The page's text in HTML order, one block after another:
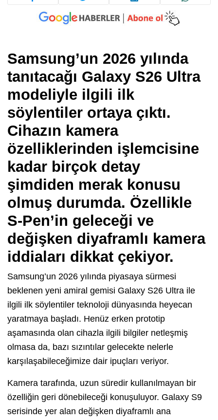
Samsung’un 2026 yılında
tanıtacağı Galaxy S26 Ultra
modeliyle ilgili ilk
söylentiler ortaya çıktı.
Cihazın kamera
özelliklerinden işlemcisine
kadar birçok detay
şimdiden merak konusu
olmuş durumda. Özellikle
S-Pen’in geleceği ve
değişken diyaframlı kamera
iddiaları dikkat çekiyor.
Samsung’un 2026 yılında piyasaya sürmesi
beklenen yeni amiral gemisi Galaxy S26 Ultra ile
ilgili ilk söylentiler teknoloji dünyasında heyecan
yaratmaya başladı. Henüz erken prototip
aşamasında olan cihazla ilgili bilgiler netleşmiş
olmasa da, bazı sızıntılar gelecekte nelerle
karşılaşabileceğimize dair ipuçları veriyor.
Kamera tarafında, uzun süredir kullanılmayan bir
özelliğin geri dönebileceği konuşuluyor. Galaxy S9
serisinde yer alan değişken diyaframlı ana